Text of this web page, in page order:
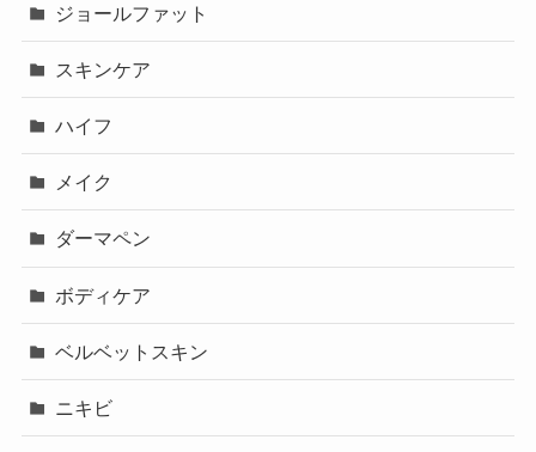
ジョールファット
スキンケア
ハイフ
メイク
ダーマペン
ボディケア
ベルベットスキン
ニキビ